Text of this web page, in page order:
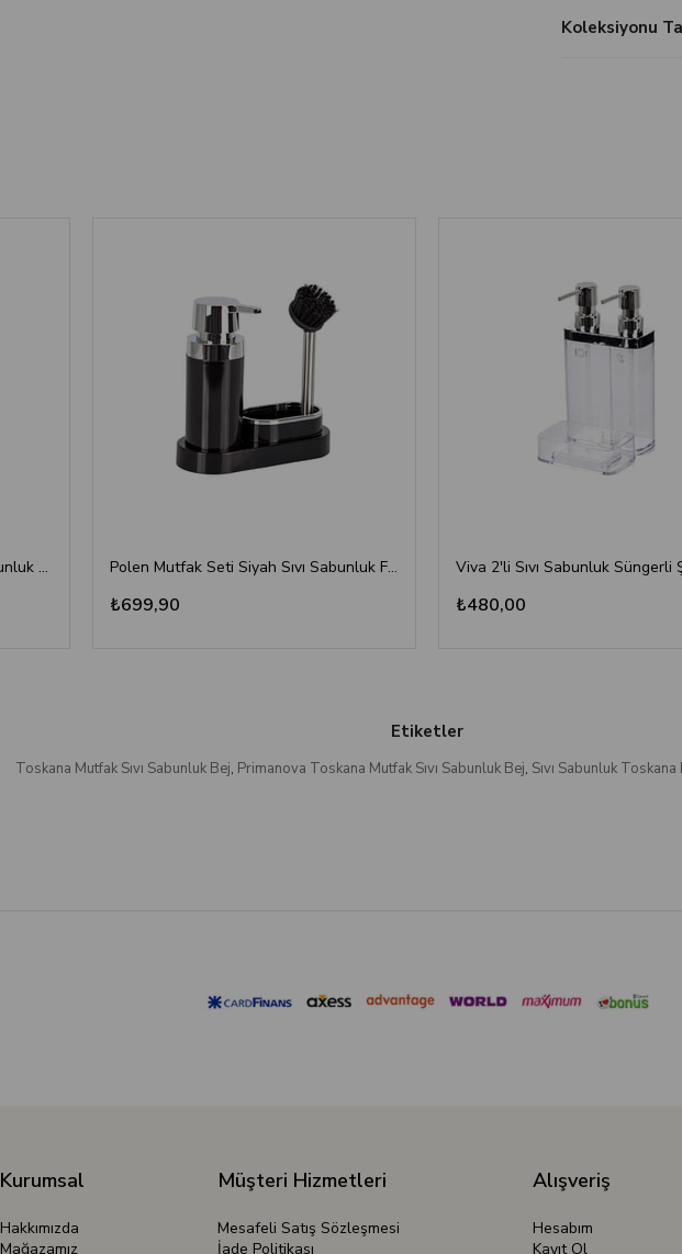
Koleksiyonu
Polen Mutfak Seti Beyaz Sıvı Sabunluk Fırça Polen Mutfak Seti Siyah Sıvı Sabunluk Fırça
₺699,90 ₺480,00
Etiketler
Toskana Mutfak Sıvı Sabunluk Bej, Primanova Toskana Mutfak Sıvı Sabunluk Bej, Sıvı Sabunluk
Kurumsal
Hakkımızda
Mağazamız
Müşteri Hizmetleri
Mesafeli Satış Sözleşmesi
İade Politikası
Alışveriş
Hesabım
Kayıt Ol